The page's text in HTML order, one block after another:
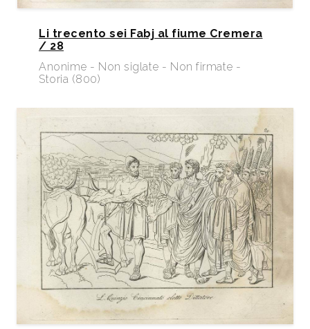
Li trecento sei Fabj al fiume Cremera
/ 28
Anonime - Non siglate - Non firmate -
Storia (800)